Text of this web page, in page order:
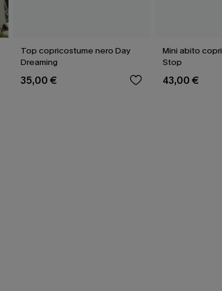
Top copricostume nero Day
Dreaming
35,00 €
Mini abito
Stop
43,00 €